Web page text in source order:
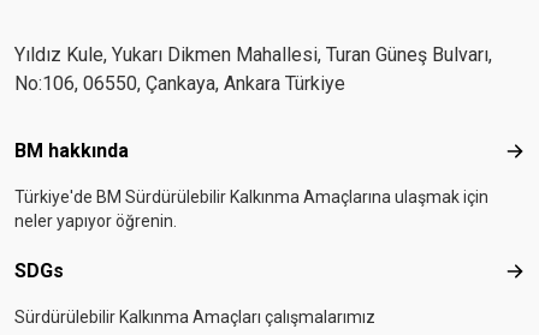
Yıldız Kule, Yukarı Dikmen Mahallesi, Turan Güneş Bulvarı,
No:106, 06550, Çankaya, Ankara Türkiye
Footer menu
BM hakkında BM
Türkiye'de BM Sürdürülebilir Kalkınma Amaçlarına ulaşmak için
neler yapıyor öğrenin.
SDGs
Sürdürülebilir Kalkınma Amaçları çalışmalarımız